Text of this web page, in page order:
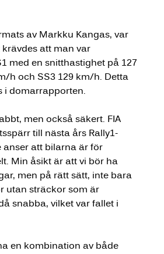
av Markku Kangas, var
att man var
med en snitthastighet på 127
h och SS3 129 km/h. Detta
i domarrapporten.
men också säkert. FIA
till nästa års Rally1-
anser att bilarna är för
Min åsikt är att vi bör ha
men på rätt sätt, inte bara
utan sträckor som är
snabba, vilket var fallet i
en kombination av både